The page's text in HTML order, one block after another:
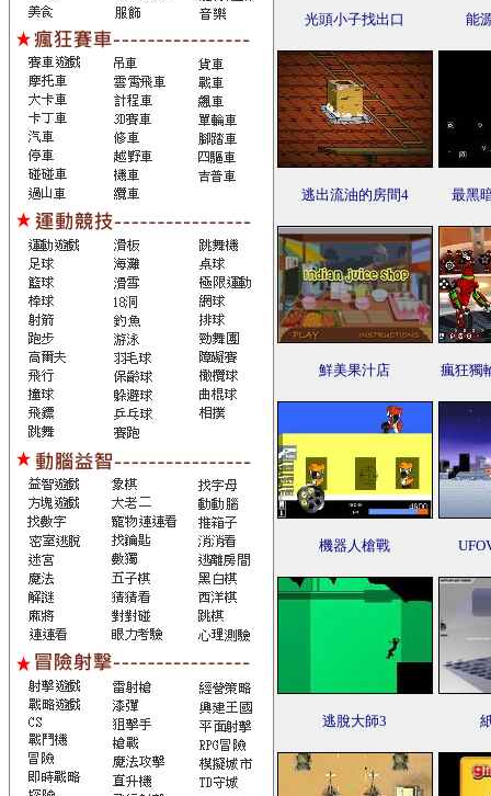
光頭小子找出口 能
逃出流油的房間4 最黑
鮮美果汁店 瘋狂獨
機器人槍戰
逃脫大師3